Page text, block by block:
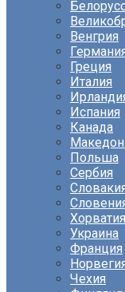
Венгрия
Греция
Италия
Испания
Канада
Польша
Сербия
Хорватия
Украина
Франция
Чехия